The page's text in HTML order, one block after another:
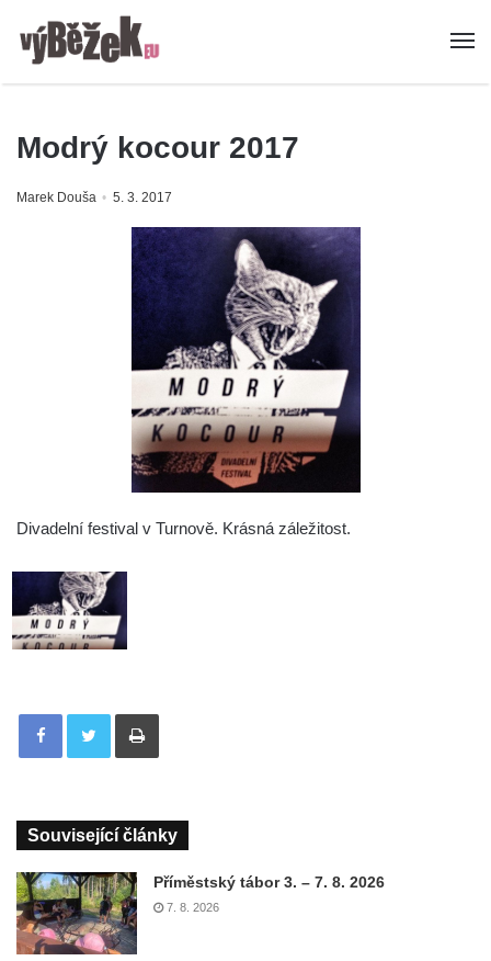
Modrý kocour 2017
Marek Douša 5. 3. 2017
Divadelní festival v Turnově. Krásná záležitost.
Tisknout
Související články
Příměstský tábor 3. – 7. 8. 2026
7. 8. 2026